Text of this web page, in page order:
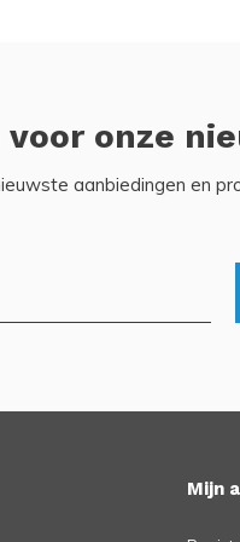
voor onze
aanbiedingen en
Mijn